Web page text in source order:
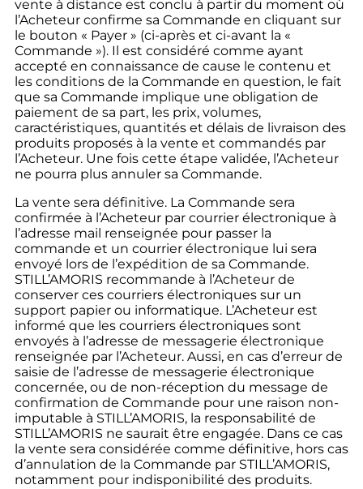
vente à distance est conclu à partir du moment où
l’Acheteur confirme sa Commande en cliquant sur
le bouton « Payer » (ci-après et ci-avant la «
Commande »). Il est considéré comme ayant
accepté en connaissance de cause le contenu et
les conditions de la Commande en question, le fait
que sa Commande implique une obligation de
paiement de sa part, les prix, volumes,
caractéristiques, quantités et délais de livraison des
produits proposés à la vente et commandés par
l’Acheteur. Une fois cette étape validée, l’Acheteur
ne pourra plus annuler sa Commande.
La vente sera définitive. La Commande sera
confirmée à l’Acheteur par courrier électronique à
l’adresse mail renseignée pour passer la
commande et un courrier électronique lui sera
envoyé lors de l’expédition de sa Commande.
STILL’AMORIS recommande à l’Acheteur de
conserver ces courriers électroniques sur un
support papier ou informatique. L’Acheteur est
informé que les courriers électroniques sont
envoyés à l’adresse de messagerie électronique
renseignée par l’Acheteur. Aussi, en cas d’erreur de
saisie de l’adresse de messagerie électronique
concernée, ou de non-réception du message de
confirmation de Commande pour une raison non-
imputable à STILL’AMORIS, la responsabilité de
STILL’AMORIS ne saurait être engagée. Dans ce cas
la vente sera considérée comme définitive, hors cas
d’annulation de la Commande par STILL’AMORIS,
notamment pour indisponibilité des produits.